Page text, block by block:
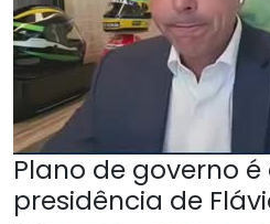
Plano de governo é
presidência de